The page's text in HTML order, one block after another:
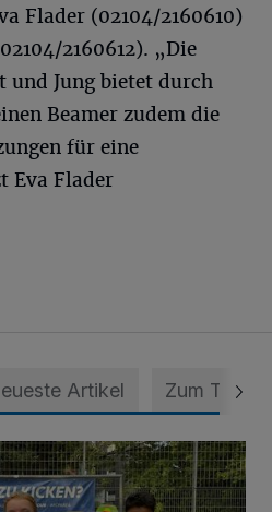
Flader (02104/2160610)
2160612). „Die
und Jung bietet durch
Beamer zudem die
für eine
Eva Flader
Artikel Zum Thema
am Kalkumer Feld